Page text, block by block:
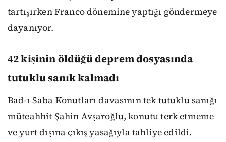
tartışırken Franco dönemine yaptığı göndermeye
dayanıyor.
42 kişinin öldüğü deprem dosyasında
tutuklu sanık kalmadı
Bad-ı Saba Konutları davasının tek tutuklu sanığı
müteahhit Şahin Avşaroğlu, konutu terk etmeme
ve yurt dışına çıkış yasağıyla tahliye edildi.